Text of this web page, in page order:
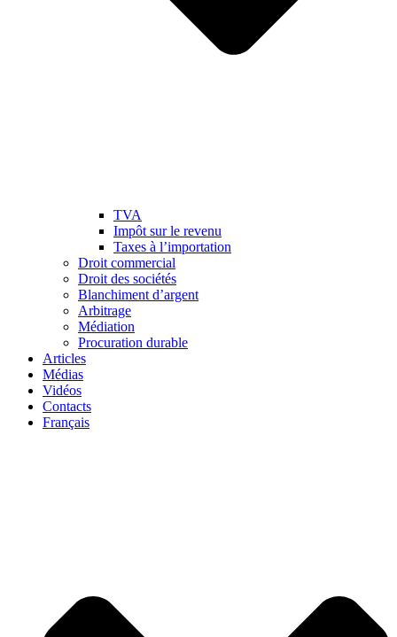
TVA
Impôt sur le revenu
Taxes à l’importation
Droit commercial
Droit des sociétés
Blanchiment d’argent
Arbitrage
Médiation
Procuration durable
Articles
Médias
Vidéos
Contacts
Français